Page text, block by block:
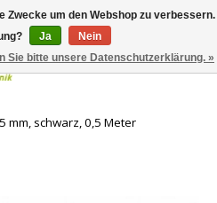
Ihr
mm, schwarz, 0,5 Meter
Zwecke um den Webshop zu verbessern.
Ja
Nein
Sie bitte unsere Datenschutzerklärung. »